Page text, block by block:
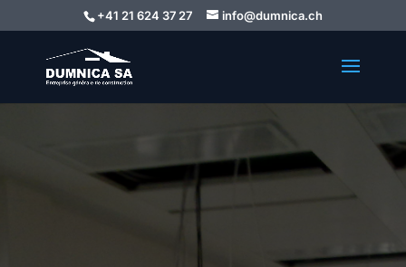
+41 21 624 37 27 info@dumnica.ch